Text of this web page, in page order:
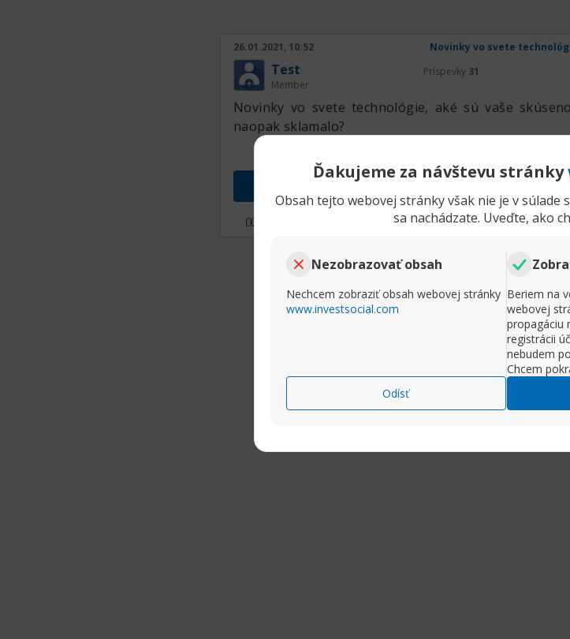
Ďakujeme za návštevu stránky
Obsah tejto webovej stránky však nie je v
sa nachádzate. Uveďte, ako
Nezobrazovať obsah
Nechcem zobraziť obsah webovej stránky
www.investsocial.com
Odísť
Beriem na
webovej
propagáciu
registrácii
nebudem
Chcem
26.01.2021, 10:52 Novinky vo svete
Test
Member
Príspevky 31
Novinky vo svete technológie, aké sú vaše
naopak sklamalo?
Prejsť na príspevok